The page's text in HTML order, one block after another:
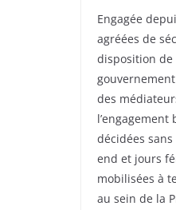
Engagée
agréées de
disposition de
des
décidées
end et jours
mobilisées à
au sein de la